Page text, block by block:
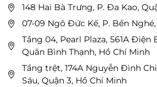
148 Hai Bà Trưng, P. Đa Kao,
07-09 Ngô Đức Kế, P. Bến
Tầng 04, Pearl Plaza, 561A Điện
Quân Bình Thạnh, Hồ Chí Minh
Tầng trệt, 174A Nguyễn Đình
Sáu, Quận 3, Hồ Chí Minh